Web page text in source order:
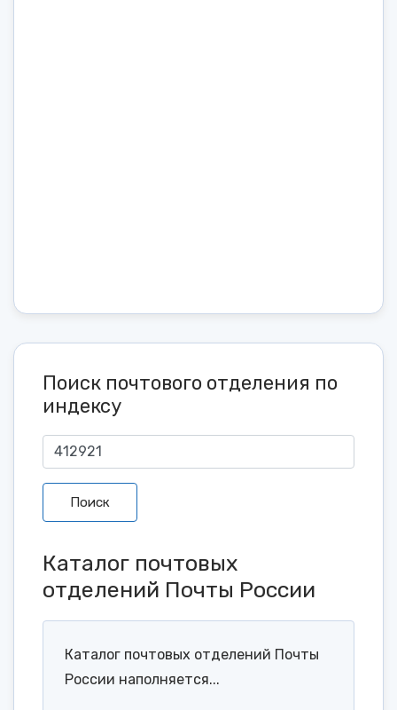
Поиск почтового отделения по
индексу
Поиск
Каталог почтовых
отделений Почты России
Каталог почтовых отделений Почты
России наполняется...